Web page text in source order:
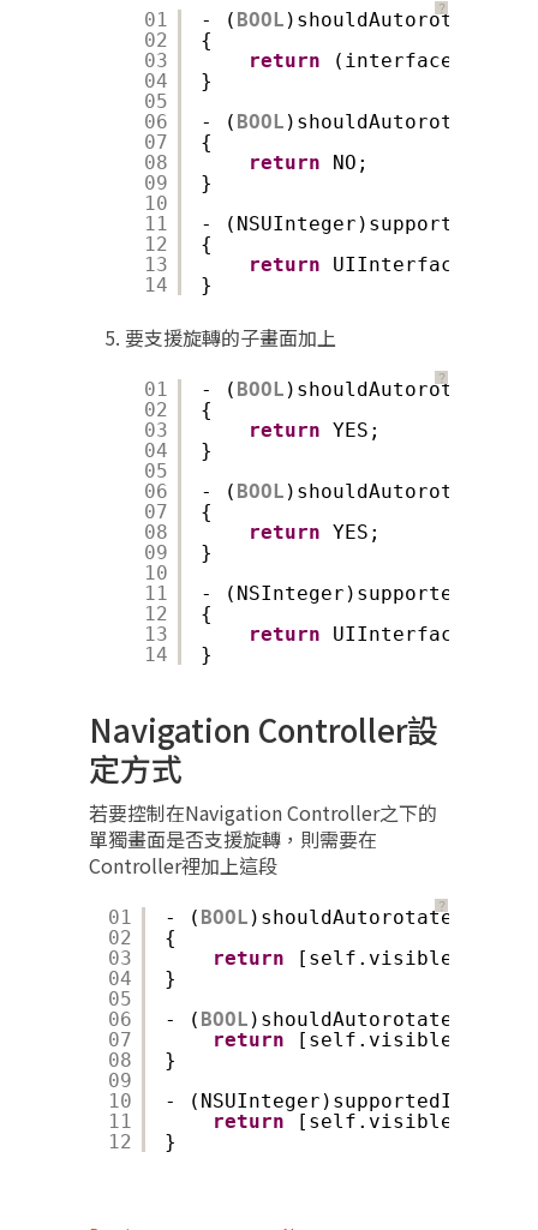
？
01
02
03
04
05
06
07
08
09
10
11
12
13
14
- ( BOOL
{
return
}
- ( BOOL )shouldAutorotate
{
return
NO;
}
-
{
return
}
要支援旋轉的子畫面加上
？
01
02
03
04
05
06
07
08
09
10
11
12
13
14
- ( BOOL
{
return YES;
}
- ( BOOL )shouldAutorotate
{
return YES;
}
-
{
return
}
Navigation Controller設
定方式
若要控制在Navigation Controller之下的
單獨畫面是否支援旋轉，則需要在
Controller裡加上這段
？
01
02
03
04
05
06
07
08
09
10
11
12
- ( BOOL
{
return
}
- ( BOOL )shouldAutorotate {
return
}
-
return
}